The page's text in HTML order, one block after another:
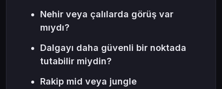
Nehir veya çalılarda görüş var
mıydı?
Dalgayı daha güvenli bir noktada
tutabilir miydin?
Rakip mid veya jungle